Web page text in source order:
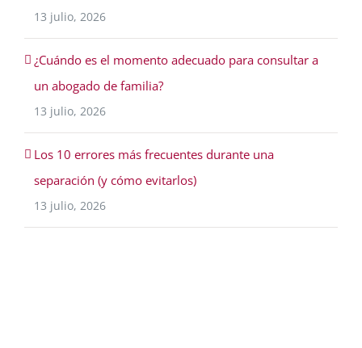
13 julio, 2026
¿Cuándo es el momento adecuado para consultar a
un abogado de familia?
13 julio, 2026
Los 10 errores más frecuentes durante una
separación (y cómo evitarlos)
13 julio, 2026